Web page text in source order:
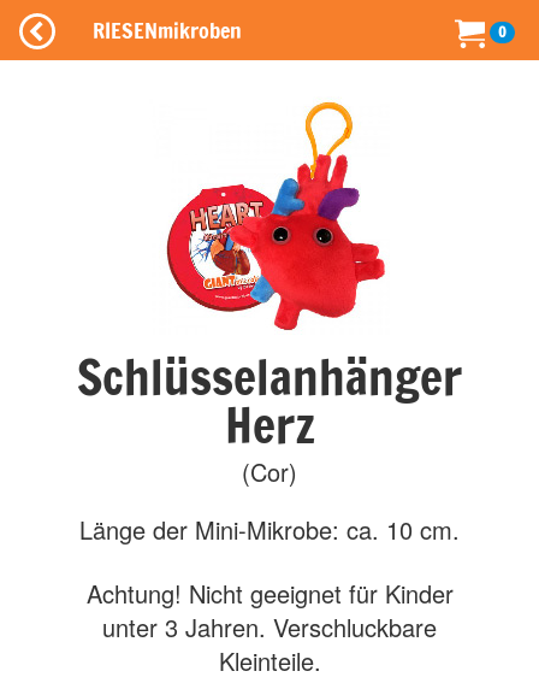
RIESENmikroben 0
Schlüsselanhänger
Herz
(Cor)
Länge der Mini-Mikrobe: ca. 10 cm.
Achtung! Nicht geeignet für Kinder
unter 3 Jahren. Verschluckbare
Kleinteile.